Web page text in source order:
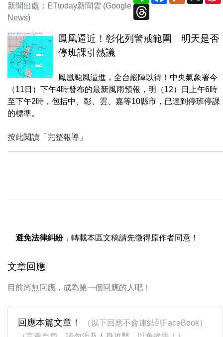
新聞出處：ETtoday新聞雲 (Google
News)
鳳凰逼近！彰化列警戒範圍 明天是否
停班課引熱議
鳳凰颱風逼進，全台嚴陣以待！中央氣象署今
（11日）下午4時發布的最新風雨預報，明（12）日上午6時
至下午2時，包括中、彰、雲、嘉等10縣市，已達到停班停課
的標準。
按此閱讀「完整報導」
避免法律糾紛，轉載本區文稿請先徵得原作者同意！
文章回應
目前尚無回應，成為第一個回應的人吧！
回應本篇文章！
（以下回應不會連結到FaceBook）